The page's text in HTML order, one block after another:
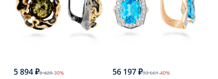
5 894 ₽8 420-30% 56 197 ₽93 661-40%